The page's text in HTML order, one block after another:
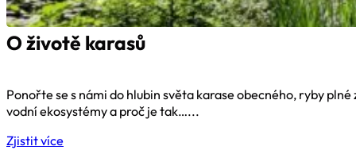
O životě karasů
Ponořte se s námi do hlubin světa karase obecného, ryby
vodní ekosystémy a proč je tak…...
Zjistit více